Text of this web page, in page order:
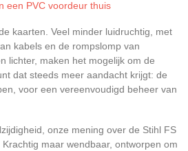
een PVC voordeur thuis
kaarten. Veel minder luidruchtig, met
kabels en de rompslomp van
lichter, maken het mogelijk om de
dat steeds meer aandacht krijgt: de
voor een vereenvoudigd beheer van
onze mening over de Stihl FS
maar wendbaar, ontworpen om